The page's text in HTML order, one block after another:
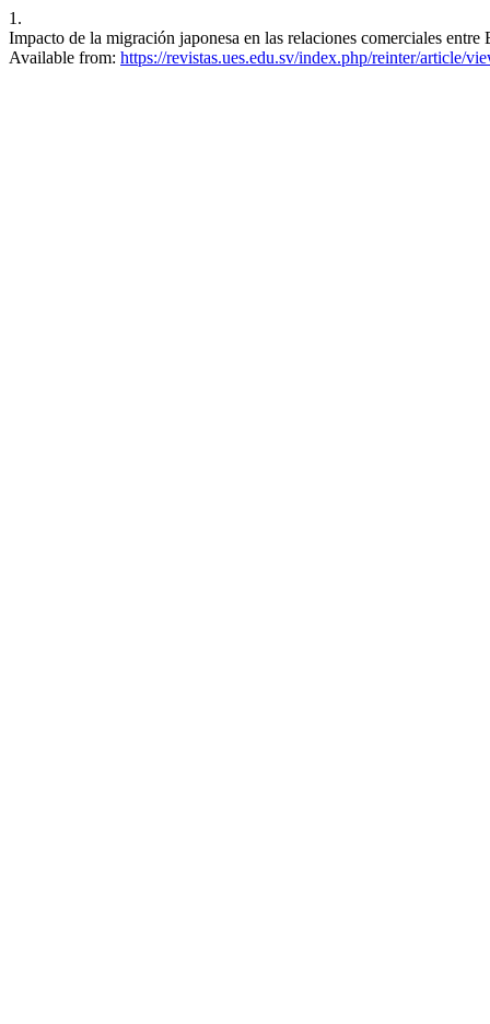
1.
Impacto de la migración japonesa en las relaciones comerciales
Available from: https://revistas.ues.edu.sv/index.php/reinter/article/